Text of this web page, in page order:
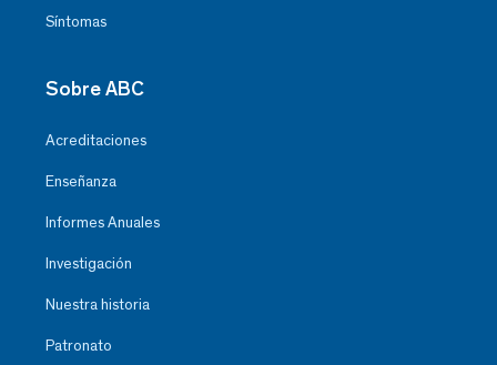
Síntomas
Sobre ABC
Acreditaciones
Enseñanza
Informes Anuales
Investigación
Nuestra historia
Patronato